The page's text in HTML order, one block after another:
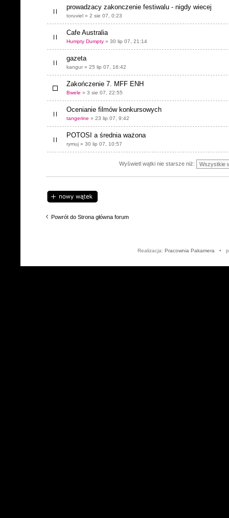
prowadzacy zakonczenie festiwalu - nigdy wiecej
toruviel » 2 sie 07, 0:23
Cafe Australia
Humpty Dumpty » 30 lip 07, 21:14
gazeta
kangur » 25 lip 07, 16:42
Zakończenie 7. MFF ENH
Bwele » 3 sie 07, 22:55
Ocenianie filmów konkursowych
tangerine » 23 lip 07, 9:42
POTOSI a średnia ważona
rymuj » 30 lip 07, 10:57
Wyświetl wątki nie starsze niż:
Napisz wątek
Powrót do Strona główna forum
Realizacja: Pracownia Pakamera •